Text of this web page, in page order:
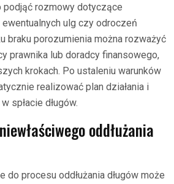
rozmowy dotyczące
ewentualnych ulg czy odroczeń
braku porozumienia można rozważyć
prawnika lub doradcy finansowego,
krokach. Po ustaleniu warunków
realizować plan działania i
spłacie długów.
oddłużania
do procesu oddłużania długów może